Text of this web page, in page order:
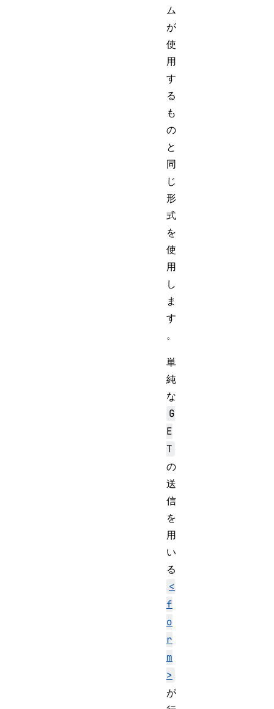
ム
が
使
用
す
る
も
の
と
同
じ
形
式
を
使
用
し
ま
す
。
単
純
な
G
E
T
の
送
信
を
用
い
る
<
f
o
r
m
>
が